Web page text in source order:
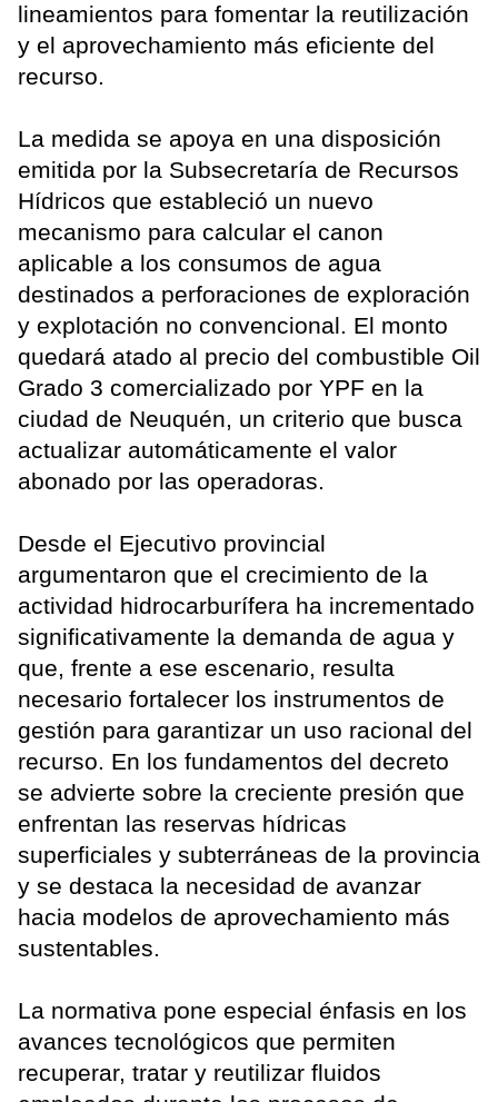
lineamientos para fomentar la reutilización
y el aprovechamiento más eficiente del
recurso.
La medida se apoya en una disposición
emitida por la Subsecretaría de Recursos
Hídricos que estableció un nuevo
mecanismo para calcular el canon
aplicable a los consumos de agua
destinados a perforaciones de exploración
y explotación no convencional. El monto
quedará atado al precio del combustible Oil
Grado 3 comercializado por YPF en la
ciudad de Neuquén, un criterio que busca
actualizar automáticamente el valor
abonado por las operadoras.
Desde el Ejecutivo provincial
argumentaron que el crecimiento de la
actividad hidrocarburífera ha incrementado
significativamente la demanda de agua y
que, frente a ese escenario, resulta
necesario fortalecer los instrumentos de
gestión para garantizar un uso racional del
recurso. En los fundamentos del decreto
se advierte sobre la creciente presión que
enfrentan las reservas hídricas
superficiales y subterráneas de la provincia
y se destaca la necesidad de avanzar
hacia modelos de aprovechamiento más
sustentables.
La normativa pone especial énfasis en los
avances tecnológicos que permiten
recuperar, tratar y reutilizar fluidos